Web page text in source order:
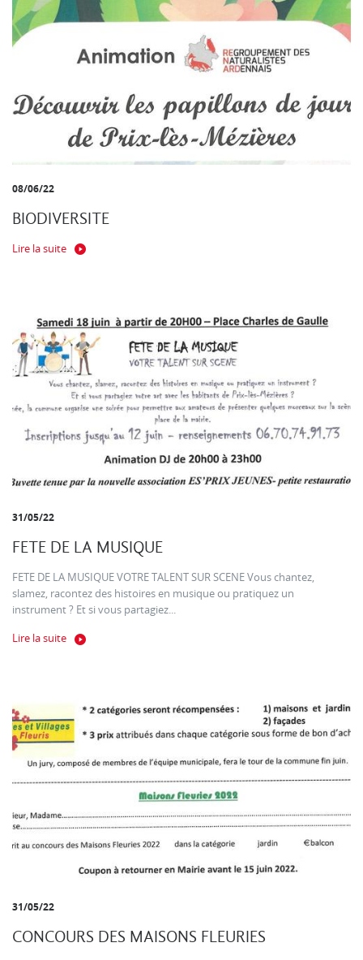
08/06/22
BIODIVERSITE
Lire la suite
31/05/22
FETE DE LA MUSIQUE
FETE DE LA MUSIQUE VOTRE TALENT SUR SCENE Vous chantez,
slamez, racontez des histoires en musique ou pratiquez un
instrument ? Et si vous partagiez...
Lire la suite
31/05/22
CONCOURS DES MAISONS FLEURIES